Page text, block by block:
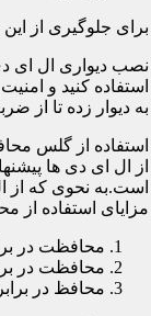
برای جلوگیری از
نصب دیواری ال ای
استفاده کنید و
به دیوار زده تا از
استفاده از گلس
از ال ای دی ها
است.به نحوی که از
مزایای استفاده از
محافظت در
محافظت در
محافظ در